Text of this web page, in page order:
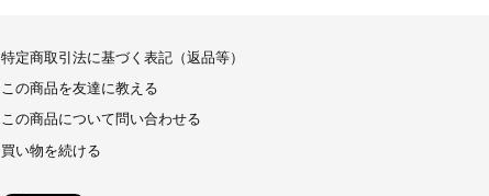
特定商取引法に基づく表記（返品等）
この商品を友達に教える
この商品について問い合わせる
買い物を続ける